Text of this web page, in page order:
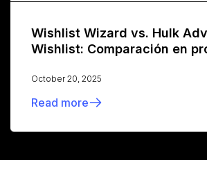
Wishlist Wizard vs. Hulk
Wishlist: Comparación en
October 20, 2025
Read more